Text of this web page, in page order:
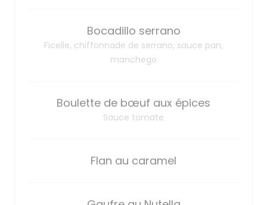
Bocadillo serrano
Ficelle, chiffonnade de serrano, sauce pan,
manchego
Boulette de bœuf aux épices
Sauce tomate
Flan au caramel